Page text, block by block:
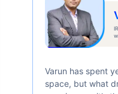
Varun has spent
space, but what